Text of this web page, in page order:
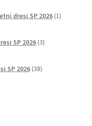
dresi SP 2026 1izdelek
SP 2026 3izdelki
SP 2026 38izdelkov